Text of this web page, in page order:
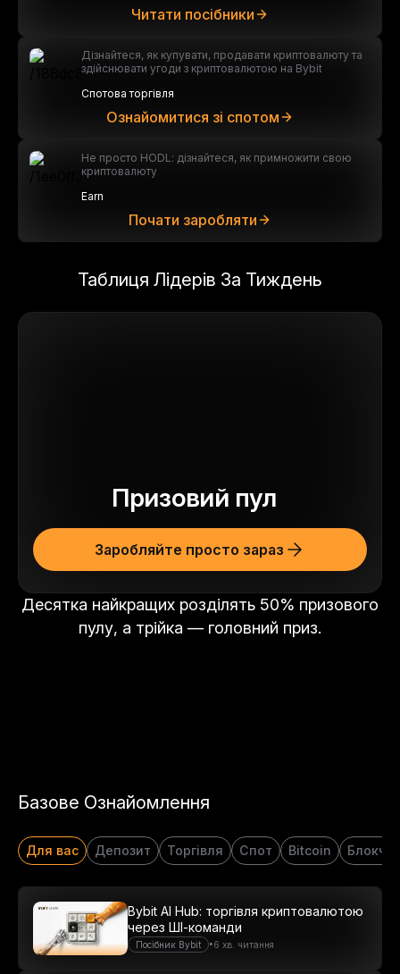
Читати посібники
Дізнайтеся, як купувати, продавати криптовалюту та
здійснювати угоди з криптовалютою на Bybit
Спотова торгівля
Ознайомитися зі спотом
Не просто HODL: дізнайтеся, як примножити свою
криптовалюту
Earn
Почати заробляти
Таблиця Лідерів За Тиждень
Десятка найкращих розділять 50% призового
пулу, а трійка — головний приз.
Призовий пул
Заробляйте просто зараз
Базове Ознайомлення
Для вас Депозит Торгівля Спот Bitcoin
Посібник Bybit •6 хв. читання
Bybit AI Hub: торгівля криптовалютою
через ШІ-команди